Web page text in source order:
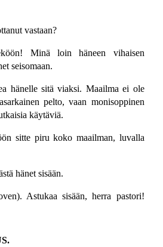
vastaan?
Minä loin häneen vihaisen
seisomaan.
hänelle sitä viaksi. Maailma ei ole
pelto, vaan monisoppinen
käytäviä.
sitte piru koko maailman, luvalla
hänet sisään.
Astukaa sisään, herra pastori!